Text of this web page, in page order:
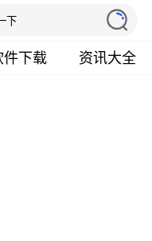
件下载 资讯大全